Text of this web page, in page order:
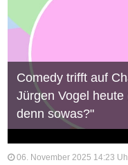
Comedy trifft auf
Jürgen Vogel
denn sowas?"
06. November 2025 14:23